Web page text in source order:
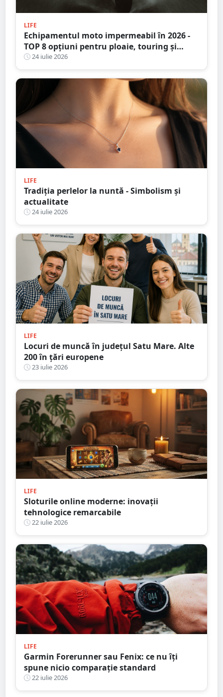
LIFE
Echipamentul moto impermeabil în 2026 -
TOP 8 opțiuni pentru ploaie, touring și
adventure
24 iulie 2026
LIFE
Tradiția perlelor la nuntă - Simbolism și
actualitate
24 iulie 2026
LIFE
Locuri de muncă în județul Satu Mare. Alte
200 în țări europene
23 iulie 2026
LIFE
Sloturile online moderne: inovații
tehnologice remarcabile
22 iulie 2026
LIFE
Garmin Forerunner sau Fenix: ce nu îți
spune nicio comparație standard
22 iulie 2026